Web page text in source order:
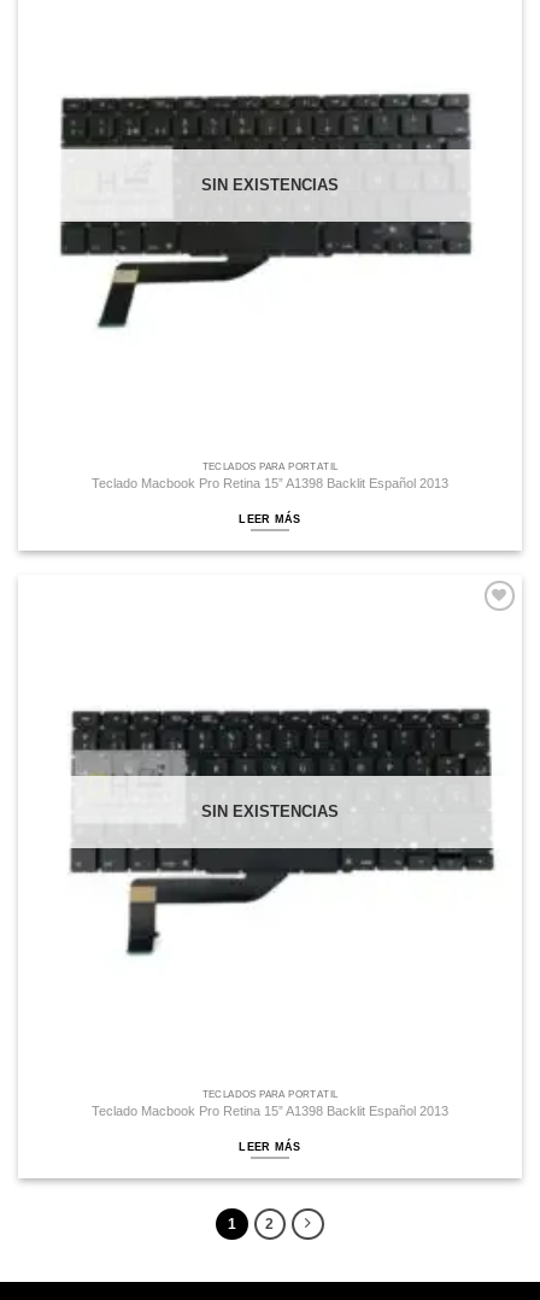
SIN EXISTENCIAS
TECLADOS PARA PORTÁTIL
Teclado Macbook Pro Retina 15” A1398 Backlit Español 2013
LEER MÁS
SIN EXISTENCIAS
TECLADOS PARA PORTÁTIL
Teclado Macbook Pro Retina 15” A1398 Backlit Español 2013
LEER MÁS
1 2